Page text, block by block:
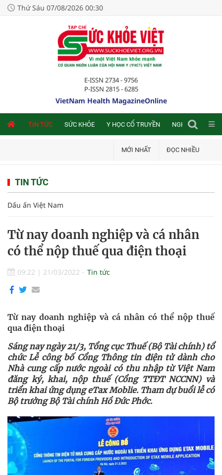
Thứ Sáu 07/08/2026 00:30
E-ISSN 2734 - 9756
P-ISSN 2815 - 6285
VietNam Health MagazineOnline
TIN TỨC SỨC KHỎE Y HỌC CỔ TRUYỀN NGHIÊN CỨU
MỚI NHẤT ĐỌC NHIỀU
TIN TỨC
Dấu ấn Việt Nam
Từ nay doanh nghiệp và cá nhân
có thể nộp thuế qua điện thoại
09:22 | 21/03/2022 Tin tức
Từ nay doanh nghiệp và cá nhân có thể nộp thuế
qua điện thoại
Sáng nay ngày 21/3, Tổng cục Thuế (Bộ Tài chính) tổ
chức Lễ công bố Cổng Thông tin điện tử dành cho
Nhà cung cấp nước ngoài có thu nhập từ Việt Nam
đăng ký, khai, nộp thuế (Cổng TTĐT NCCNN) và
triển khai ứng dụng eTax Moblie. Tham dự buổi lễ có
Bộ trưởng Bộ Tài chính Hồ Đức Phớc.